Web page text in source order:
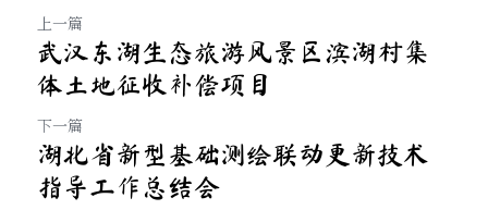
上一篇
武汉东湖生态旅游风景区滨湖村集
体土地征收补偿项目
下一篇
湖北省新型基础测绘联动更新技术
指导工作总结会